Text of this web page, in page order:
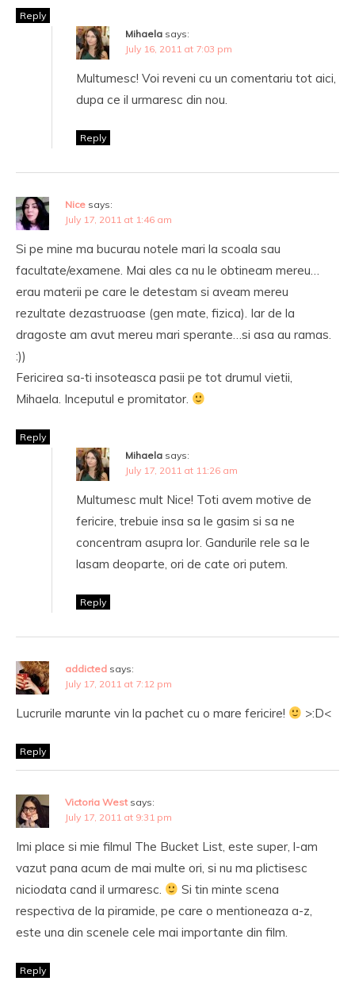
Reply
Mihaela says:
July 16, 2011 at 7:03 pm
Multumesc! Voi reveni cu un comentariu tot aici,
dupa ce il urmaresc din nou.
Reply
Nice says:
July 17, 2011 at 1:46 am
Si pe mine ma bucurau notele mari la scoala sau
facultate/examene. Mai ales ca nu le obtineam mereu…
erau materii pe care le detestam si aveam mereu
rezultate dezastruoase (gen mate, fizica). Iar de la
dragoste am avut mereu mari sperante…si asa au ramas.
:))
Fericirea sa-ti insoteasca pasii pe tot drumul vietii,
Mihaela. Inceputul e promitator.
Reply
Mihaela says:
July 17, 2011 at 11:26 am
Multumesc mult Nice! Toti avem motive de
fericire, trebuie insa sa le gasim si sa ne
concentram asupra lor. Gandurile rele sa le
lasam deoparte, ori de cate ori putem.
Reply
addicted says:
July 17, 2011 at 7:12 pm
Lucrurile marunte vin la pachet cu o mare fericire! >:D<
Reply
Victoria West says:
July 17, 2011 at 9:31 pm
Imi place si mie filmul The Bucket List, este super, l-am
vazut pana acum de mai multe ori, si nu ma plictisesc
niciodata cand il urmaresc.
Si tin minte scena
respectiva de la piramide, pe care o mentioneaza a-z,
este una din scenele cele mai importante din film.
Reply